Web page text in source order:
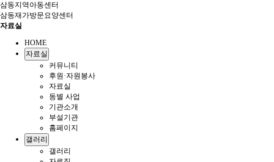
삼동지역아동센터
삼동재가방문요양센터
자료실
HOME
자료실
커뮤니티
후원·자원봉사
자료실
동별 사업
기관소개
부설기관
홈페이지
갤러리
갤러리